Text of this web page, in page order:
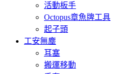
活動板手
Octopus章魚牌工具
起子頭
工安無塵
耳塞
搬運移動